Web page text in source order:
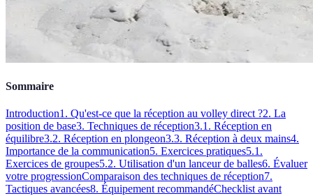
Sommaire
Introduction1. Qu'est-ce que la réception au volley direct ?2. La
position de base3. Techniques de réception3.1. Réception en
équilibre3.2. Réception en plongeon3.3. Réception à deux mains4.
Importance de la communication5. Exercices pratiques5.1.
Exercices de groupes5.2. Utilisation d'un lanceur de balles6. Évaluer
votre progressionComparaison des techniques de réception7.
Tactiques avancées8. Équipement recommandéChecklist avant